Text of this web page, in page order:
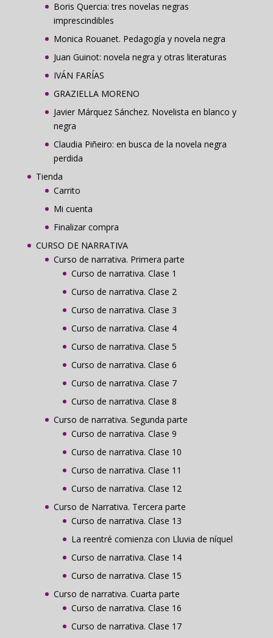
Boris Quercia: tres novelas negras
imprescindibles
Monica Rouanet. Pedagogía y novela negra
Juan Guinot: novela negra y otras literaturas
IVÁN FARÍAS
GRAZIELLA MORENO
Javier Márquez Sánchez. Novelista en blanco y
negra
Claudia Piñeiro: en busca de la novela negra
perdida
Tienda
Carrito
Mi cuenta
Finalizar compra
CURSO DE NARRATIVA
Curso de narrativa. Primera parte
Curso de narrativa. Clase 1
Curso de narrativa. Clase 2
Curso de narrativa. Clase 3
Curso de narrativa. Clase 4
Curso de narrativa. Clase 5
Curso de narrativa. Clase 6
Curso de narrativa. Clase 7
Curso de narrativa. Clase 8
Curso de narrativa. Segunda parte
Curso de narrativa. Clase 9
Curso de narrativa. Clase 10
Curso de narrativa. Clase 11
Curso de narrativa. Clase 12
Curso de Narrativa. Tercera parte
Curso de narrativa. Clase 13
La reentré comienza con Lluvia de níquel
Curso de narrativa. Clase 14
Curso de narrativa. Clase 15
Curso de narrativa. Cuarta parte
Curso de narrativa. Clase 16
Curso de narrativa. Clase 17